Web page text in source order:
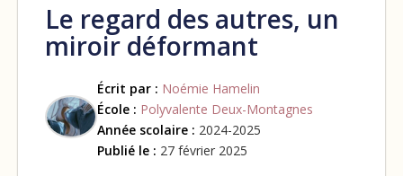
Le regard des autres, un
miroir déformant
Écrit par : Noémie Hamelin
École : Polyvalente Deux-Montagnes
Année scolaire : 2024-2025
Publié le : 27 février 2025